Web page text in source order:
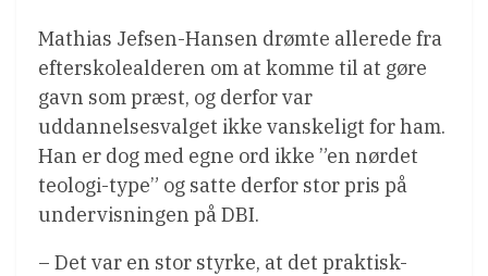
Mathias Jefsen-Hansen drømte allerede fra
efterskolealderen om at komme til at gøre
gavn som præst, og derfor var
uddannelsesvalget ikke vanskeligt for ham.
Han er dog med egne ord ikke ”en nørdet
teologi-type” og satte derfor stor pris på
undervisningen på DBI.
– Det var en stor styrke, at det praktisk-